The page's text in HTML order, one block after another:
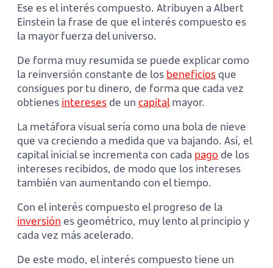
Ese es el interés compuesto. Atribuyen a Albert
Einstein la frase de que el interés compuesto es
la mayor fuerza del universo.
De forma muy resumida se puede explicar como
la reinversión constante de los beneficios que
consigues por tu dinero, de forma que cada vez
obtienes intereses de un capitalmayor.
La metáfora visual sería como una bola de nieve
que va creciendo a medida que va bajando. Así, el
capital inicial se incrementa con cada pago de los
intereses recibidos, de modo que los intereses
también van aumentando con el tiempo.
Con el interés compuesto el progreso de la
inversión es geométrico, muy lento al principio y
cada vez más acelerado.
De este modo, el interés compuesto tiene un